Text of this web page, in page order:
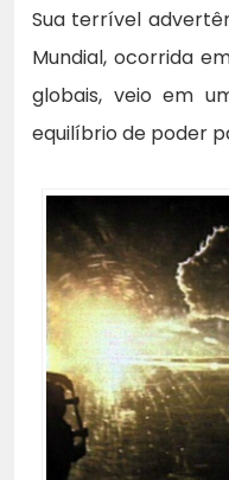
Sua terrível
Mundial, ocorrida
globais, veio em
equilíbrio de poder